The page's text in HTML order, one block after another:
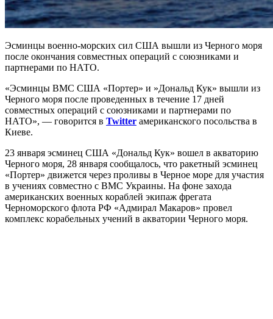
Эсминцы военно-морских сил США вышли из Черного моря
после окончания совместных операций с союзниками и
партнерами по НАТО.
«Эсминцы ВМС США «Портер» и »Дональд Кук» вышли из
Черного моря после проведенных в течение 17 дней
совместных операций с союзниками и партнерами по
НАТО», — говорится в Twitter американского посольства в
Киеве.
23 января эсминец США «Дональд Кук» вошел в акваторию
Черного моря, 28 января сообщалось, что ракетный эсминец
«Портер» движется через проливы в Черное море для участия
в учениях совместно с ВМС Украины. На фоне захода
американских военных кораблей экипаж фрегата
Черноморского флота РФ «Адмирал Макаров» провел
комплекс корабельных учений в акватории Черного моря.